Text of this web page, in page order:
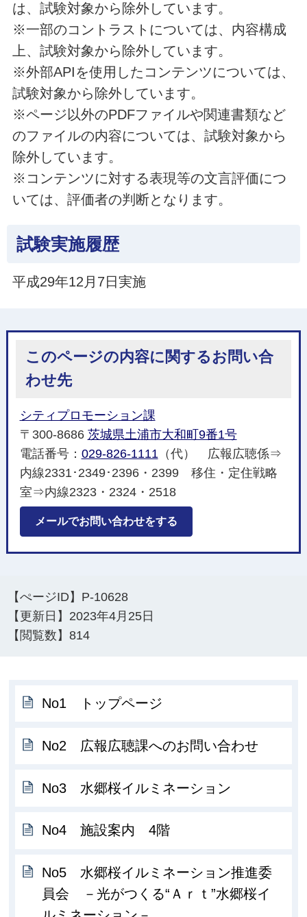
は、試験対象から除外しています。
※一部のコントラストについては、内容構成
上、試験対象から除外しています。
※外部APIを使用したコンテンツについては、
試験対象から除外しています。
※ページ以外のPDFファイルや関連書類など
のファイルの内容については、試験対象から
除外しています。
※コンテンツに対する表現等の文言評価につ
いては、評価者の判断となります。
試験実施履歴
平成29年12月7日実施
このページの内容に関するお問い合
わせ先
シティプロモーション課
〒300-8686 茨城県土浦市大和町9番1号
電話番号： 029-826-1111（代） 広報広聴係⇒
内線2331･2349･2396・2399 移住・定住戦略
室⇒内線2323・2324・2518
メールでお問い合わせをする
【ぺージID】 P-10628
【更新日】 2023年4月25日
【閲覧数】814
No1 トップページ
No2 広報広聴課へのお問い合わせ
No3 水郷桜イルミネーション
No4 施設案内 4階
No5 水郷桜イルミネーション推進委
員会 －光がつくる“Ａｒｔ”水郷桜イ